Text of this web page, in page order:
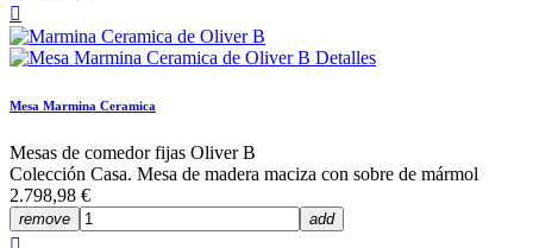

Mesa Marmina Ceramica
Mesas de comedor fijas Oliver B
Colección Casa. Mesa de madera maciza con sobre de mármol
2.798,98 €
remove add